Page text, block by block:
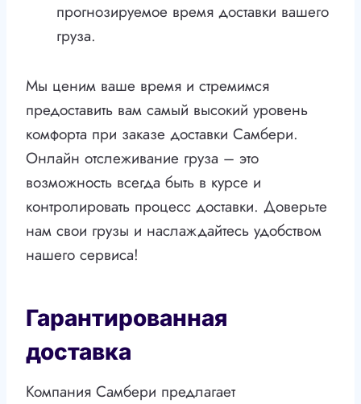
прогнозируемое время доставки вашего
груза.
Мы ценим ваше время и стремимся
предоставить вам самый высокий уровень
комфорта при заказе доставки Самбери.
Онлайн отслеживание груза – это
возможность всегда быть в курсе и
контролировать процесс доставки. Доверьте
нам свои грузы и наслаждайтесь удобством
нашего сервиса!
Гарантированная
доставка
Компания Самбери предлагает